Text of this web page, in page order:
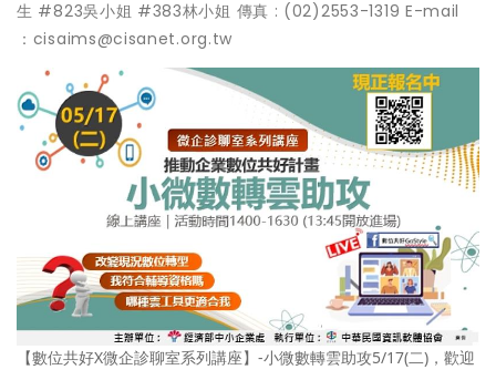
生 #823吳小姐 #383林小姐 傳真 : (02)2553-1319 E-mail
：cisaims@cisanet.org.tw
【數位共好X微企診聊室系列講座】-小微數轉雲助攻5/17(二)，歡迎